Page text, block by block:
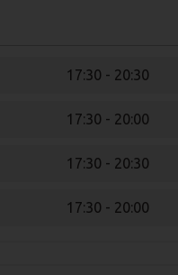
17:30 - 20:30
17:30 - 20:00
17:30 - 20:30
17:30 - 20:00